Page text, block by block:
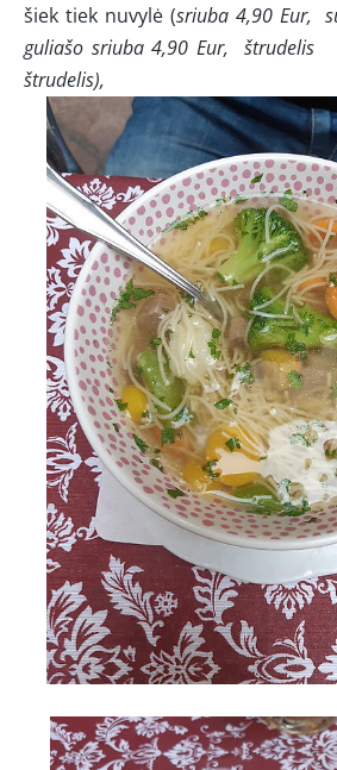
šiek tiek nuvylė (sriuba 4,90 Eur,
guliašo sriuba 4,90 Eur, štrudelis
štrudelis),